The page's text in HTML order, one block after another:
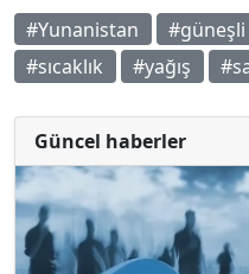
#Yunanistan #güneşli
#sıcaklık
#yağış
Güncel haberler